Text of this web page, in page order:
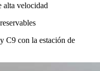
alta velocidad
C9 con la estación de